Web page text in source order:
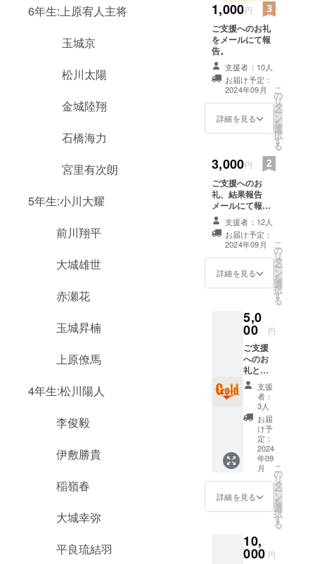
6年生:上原宥人主将
玉城京
松川太陽
金城陸翔
石橋海力
宮里有次朗
5年生:小川大耀
前川翔平
大城雄世
赤瀬花
玉城昇楠
上原僚馬
4年生:松川陽人
李俊毅
伊敷勝貴
稲嶺春
大城幸弥
平良琉結羽
1,000円
ご支援へのお礼
をメールにて報
告。
支援者：10人
お届け予定：
2024年09月
詳細を見る
こ
の
リ
タ
ー
ン
を
選
択
す
る
3,000円
ご支援へのお
礼、結果報告
メールにて報
告。支援者：12人
お届け予定：
2024年09月
詳細を見る
こ
の
リ
タ
ー
ン
を
選
択
す
る
5,0
00 円
ご支援
へのお
礼と結
果報
告、オ
リジナ
ルス
テッ
カー1枚
(サイズ
8×8)を
郵送致
しま
す。
支援
者：
3人
お届
け予
定：
2024
年09
月
詳細を見る
こ
の
リ
タ
ー
ン
を
選
択
す
る
10,
000 円